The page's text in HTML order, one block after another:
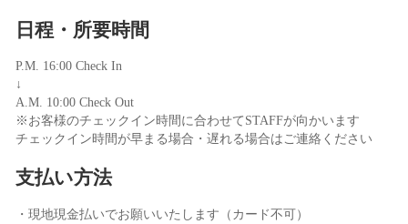
日程・所要時間
P.M. 16:00 Check In
↓
A.M. 10:00 Check Out
※お客様のチェックイン時間に合わせてSTAFFが向かいます
チェックイン時間が早まる場合・遅れる場合はご連絡ください
支払い方法
・現地現金払いでお願いいたします（カード不可）